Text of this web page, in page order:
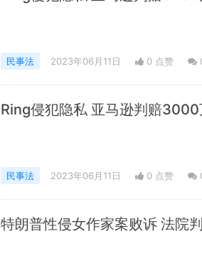
民事法 2023年06月11日 0 点赞
Ring侵犯隐私 亚马逊判赔3000
民事法 2023年06月11日 0 点赞
特朗普性侵女作家案败诉 法院